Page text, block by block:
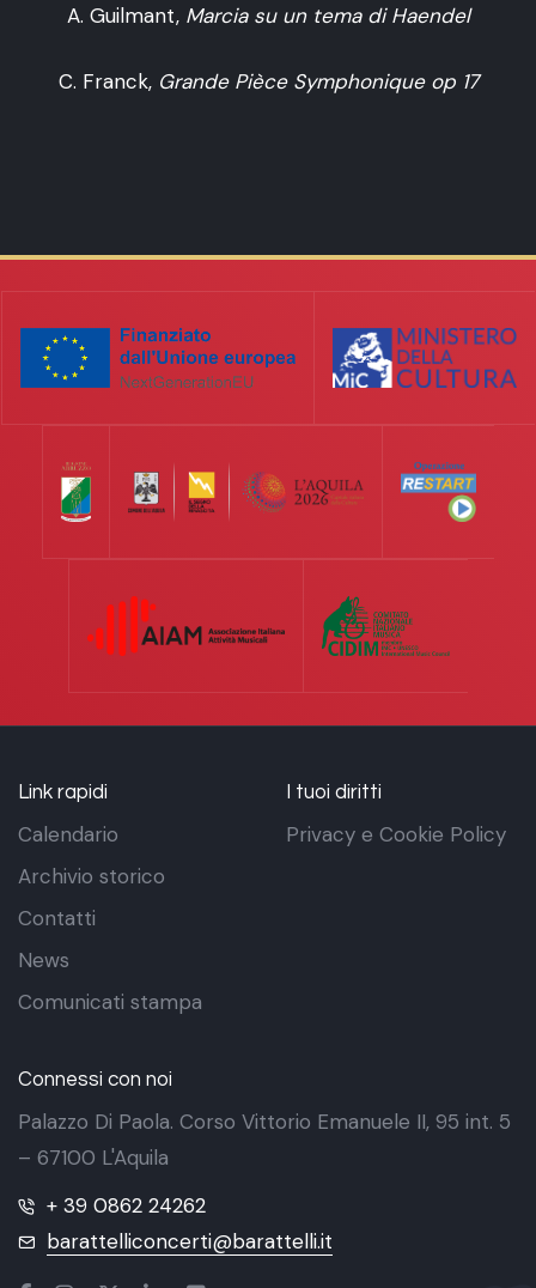
A. Guilmant, Marcia su un tema di Haendel
C. Franck, Grande Pièce Symphonique op 17
Link rapidi
Calendario
Archivio storico
Contatti
News
Comunicati stampa
I tuoi diritti
Privacy e Cookie Policy
Connessi con noi
Palazzo Di Paola. Corso Vittorio Emanuele II, 95 int. 5
– 67100 L'Aquila
+ 39 0862 24262
barattelliconcerti@barattelli.it